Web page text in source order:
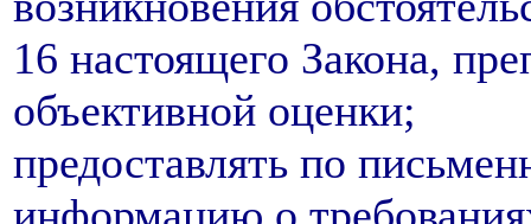
16 настоящего Закона,
объективной оценки;
предоставлять по